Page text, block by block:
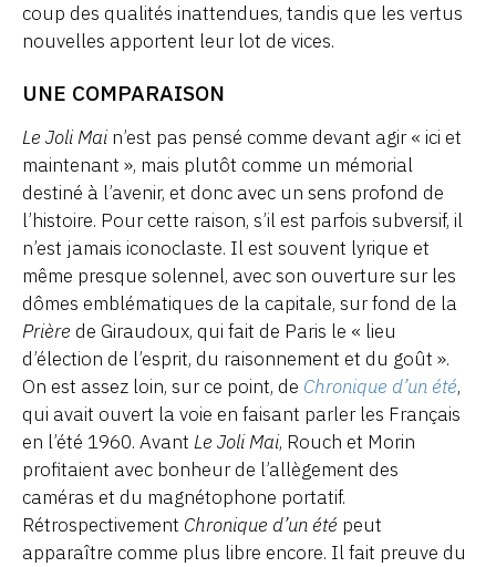
coup des qualités inattendues, tandis que les vertus
nouvelles apportent leur lot de vices.
UNE COMPARAISON
Le Joli Main’est pas pensé comme devant agir « ici et
maintenant », mais plutôt comme un mémorial
destiné à l’avenir, et donc avec un sens profond de
l’histoire. Pour cette raison, s’il est parfois subversif, il
n’est jamais iconoclaste. Il est souvent lyrique et
même presque solennel, avec son ouverture sur les
dômes emblématiques de la capitale, sur fond de la
Prière de Giraudoux, qui fait de Paris le « lieu
d’élection de l’esprit, du raisonnement et du goût ».
On est assez loin, sur ce point, de Chronique d’un été,
qui avait ouvert la voie en faisant parler les Français
en l’été 1960. Avant Le Joli Mai, Rouch et Morin
profitaient avec bonheur de l’allègement des
caméras et du magnétophone portatif.
Rétrospectivement Chronique d’un été peut
apparaître comme plus libre encore. Il fait preuve du